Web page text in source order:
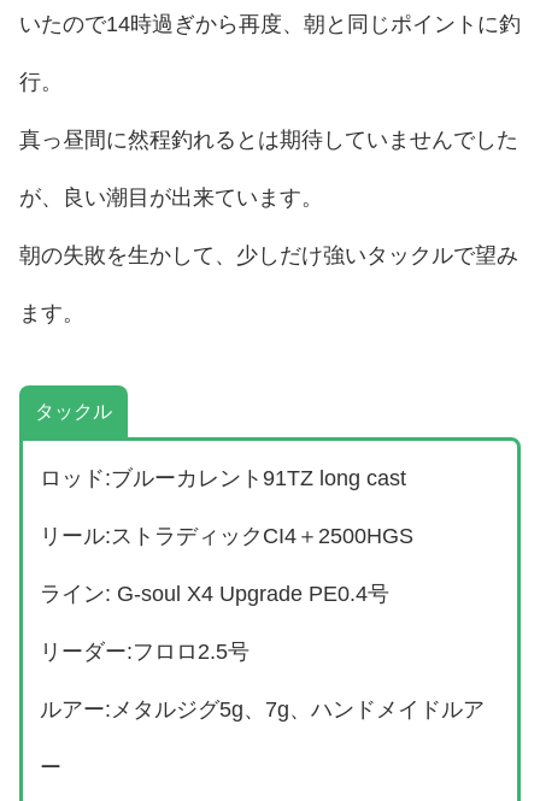
いたので14時過ぎから再度、朝と同じポイントに釣
行。
真っ昼間に然程釣れるとは期待していませんでした
が、良い潮目が出来ています。
朝の失敗を生かして、少しだけ強いタックルで望み
ます。
タックル
ロッド:ブルーカレント91TZ long cast
リール:ストラディックCI4＋2500HGS
ライン: G-soul X4 Upgrade PE0.4号
リーダー:フロロ2.5号
ルアー:メタルジグ5g、7g、ハンドメイドルア
ー